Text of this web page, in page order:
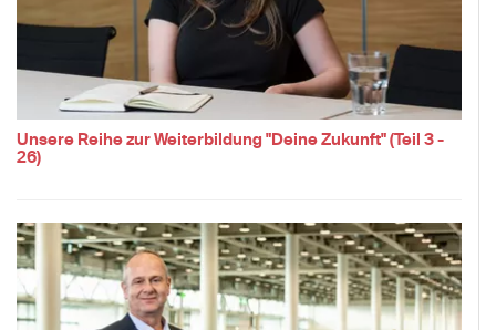
Unsere Reihe zur Weiterbildung "Deine Zukunft" (Teil 3 -
26)